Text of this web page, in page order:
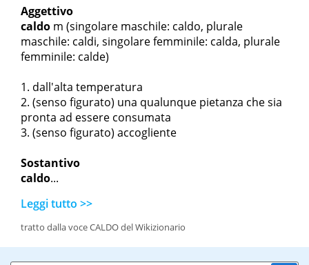
Aggettivo
caldo m (singolare maschile: caldo, plurale
maschile: caldi, singolare femminile: calda, plurale
femminile: calde)
dall'alta temperatura
(senso figurato) una qualunque pietanza che sia
pronta ad essere consumata
(senso figurato) accogliente
Sostantivo
caldo...
Leggi tutto >>
tratto dalla voce CALDO del Wikizionario